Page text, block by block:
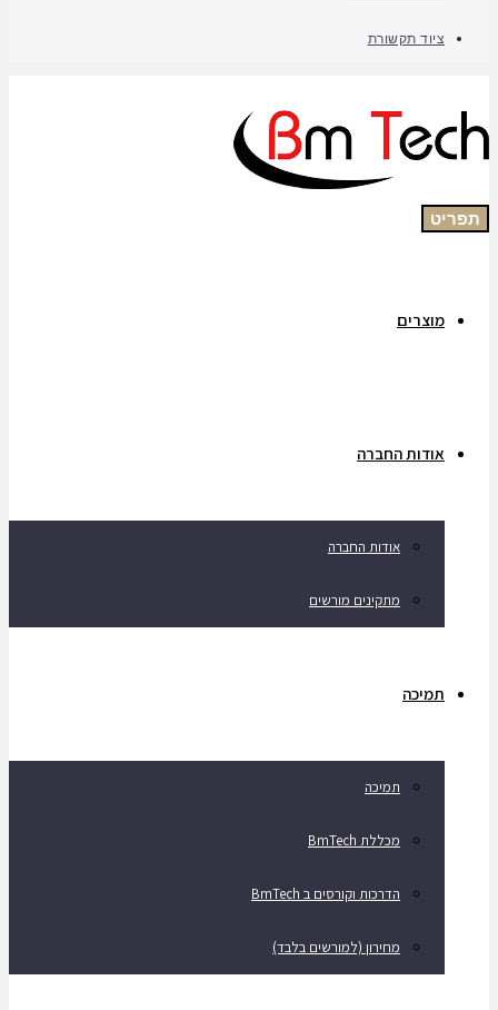
ציוד תקשורת
תפריט
מוצרים
אודות החברה
אודות החברה
מתקינים מורשים
תמיכה
תמיכה
מכללת BmTech
הדרכות וקורסים ב BmTech
מחירון (למורשים בלבד)